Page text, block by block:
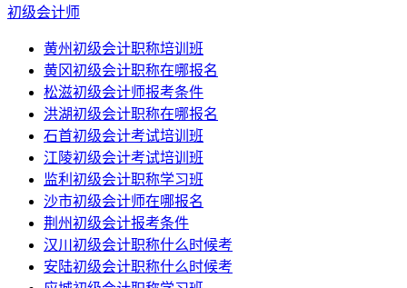
初级会计师
黄州初级会计职称培训班
黄冈初级会计职称在哪报名
松滋初级会计师报考条件
洪湖初级会计职称在哪报名
石首初级会计考试培训班
江陵初级会计考试培训班
监利初级会计职称学习班
沙市初级会计师在哪报名
荆州初级会计报考条件
汉川初级会计职称什么时候考
安陆初级会计职称什么时候考